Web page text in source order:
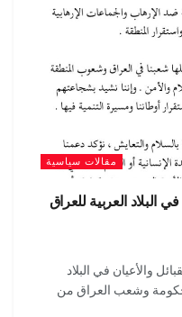
مقالات سياسية
البلاد العربية للعراق
والأعيان في البلاد
لحكومة وشعب العراق من